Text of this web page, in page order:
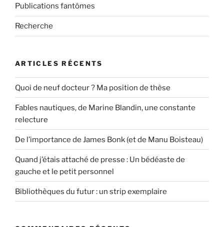
Publications fantômes
Recherche
ARTICLES RÉCENTS
Quoi de neuf docteur ? Ma position de thèse
Fables nautiques, de Marine Blandin, une constante
relecture
De l’importance de James Bonk (et de Manu Boisteau)
Quand j’étais attaché de presse : Un bédéaste de
gauche et le petit personnel
Bibliothèques du futur : un strip exemplaire